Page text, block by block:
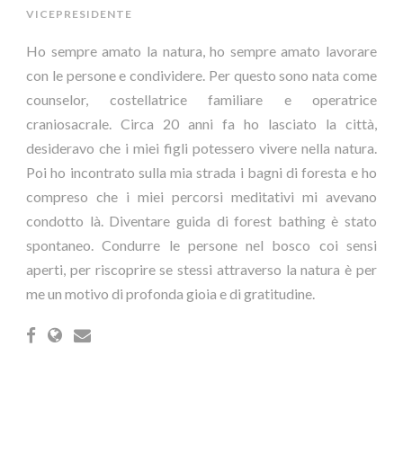
VICEPRESIDENTE
Ho sempre amato la natura, ho sempre amato lavorare
con le persone e condividere. Per questo sono nata come
counselor, costellatrice familiare e operatrice
craniosacrale. Circa 20 anni fa ho lasciato la città,
desideravo che i miei figli potessero vivere nella natura.
Poi ho incontrato sulla mia strada i bagni di foresta e ho
compreso che i miei percorsi meditativi mi avevano
condotto là. Diventare guida di forest bathing è stato
spontaneo. Condurre le persone nel bosco coi sensi
aperti, per riscoprire se stessi attraverso la natura è per
me un motivo di profonda gioia e di gratitudine.